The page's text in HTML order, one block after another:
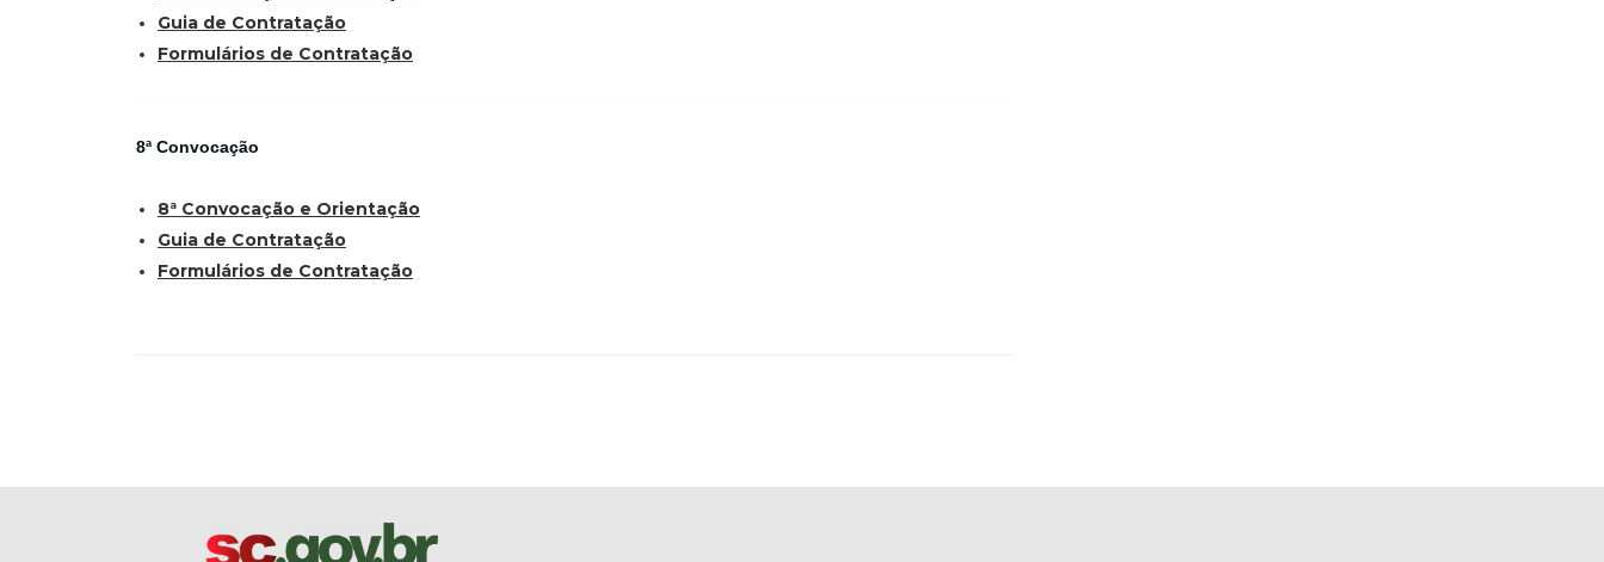
Guia de Contratação
Formulários de Contratação
8ª Convocação
8ª Convocação e Orientação
Guia de Contratação
Formulários de Contratação